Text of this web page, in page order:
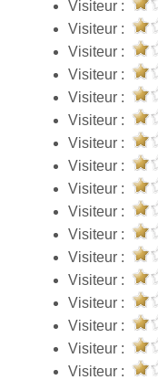
Visiteur :
Visiteur :
Visiteur :
Visiteur :
Visiteur :
Visiteur :
Visiteur :
Visiteur :
Visiteur :
Visiteur :
Visiteur :
Visiteur :
Visiteur :
Visiteur :
Visiteur :
Visiteur :
Visiteur :